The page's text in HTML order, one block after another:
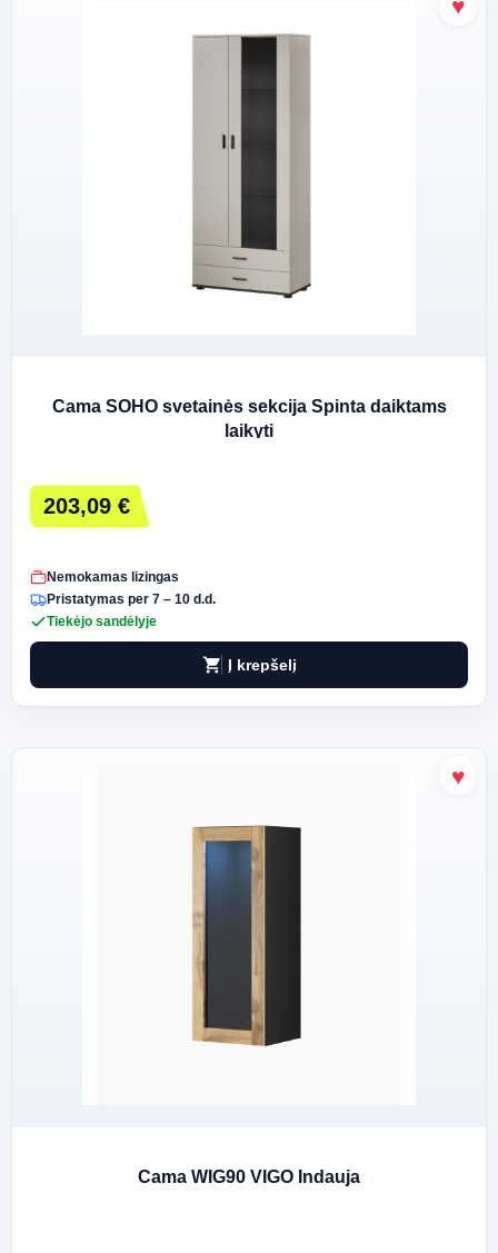
Cama SOHO svetainės sekcija Spinta daiktams
laikyti
203,09 €
Nemokamas lizingas
Pristatymas per 7 – 10 d.d.
Tiekėjo sandėlyje
shopping_cart Į krepšelį
Cama WIG90 VIGO Indauja